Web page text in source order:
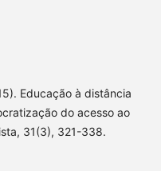
Educação à distância
do acesso ao
31(3), 321-338.